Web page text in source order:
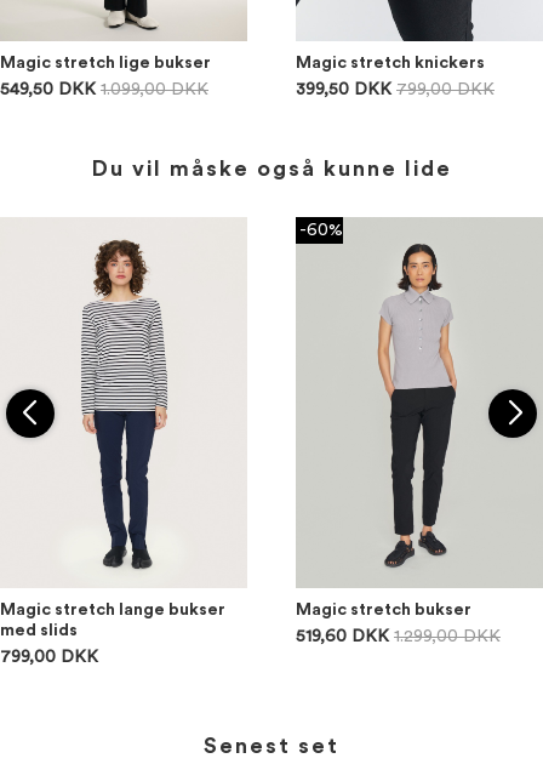
Magic stretch lige bukser
549,50 DKK 1.099,00 DKK
Magic stretch knickers
399,50 DKK 799,00 DKK
Du vil måske også kunne lide
Magic stretch lange bukser
med slids
799,00 DKK
-60%
Magic stretch bukser
519,60 DKK 1.299,00 DKK
Senest set